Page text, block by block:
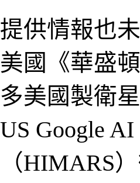
提供情報也
美國《華盛頓
多美國製衛
US Google
（HIMARS